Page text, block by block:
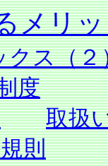
す
クス（２
度
取扱
則